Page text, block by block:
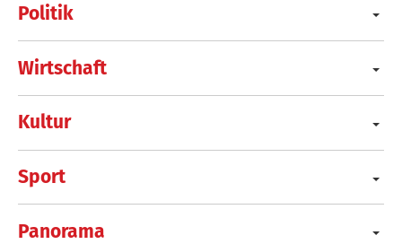
Politik
Wirtschaft
Kultur
Sport
Panorama